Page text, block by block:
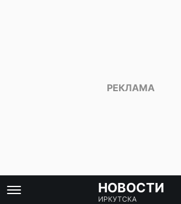
НОВОСТИ
ИРКУТСКА